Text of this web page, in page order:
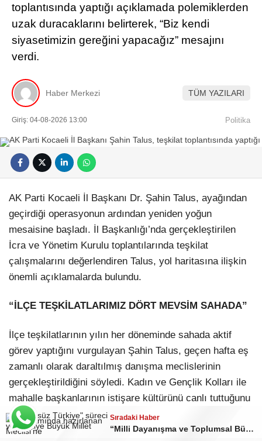
Sıradaki Haber
MHP Kocaeli İl Kongresi’nin tarihi belli oldu!
Sıradaki Haber
MHP Körfez’de görev dağılımı belli oldu!
toplantısında yaptığı açıklamada polemiklerden
uzak duracaklarını belirterek, “Biz kendi
siyasetimizin gereğini yapacağız” mesajını
verdi.
Haber Merkezi TÜM YAZILARI
Giriş: 04-08-2026 13:00 Politika
AK Parti Kocaeli İl Başkanı Dr. Şahin Talus, ayağından
geçirdiği operasyonun ardından yeniden yoğun
mesaisine başladı. İl Başkanlığı’nda gerçekleştirilen
İcra ve Yönetim Kurulu toplantılarında teşkilat
çalışmalarını değerlendiren Talus, yol haritasına ilişkin
önemli açıklamalarda bulundu.
“İLÇE TEŞKİLATLARIMIZ DÖRT MEVSİM SAHADA”
İlçe teşkilatlarının yılın her döneminde sahada aktif
görev yaptığını vurgulayan Şahin Talus, geçen hafta eş
zamanlı olarak daraltılmış danışma meclislerinin
gerçekleştirildiğini söyledi. Kadın ve Gençlik Kolları ile
mahalle başkanlarının istişare kültürünü canlı tuttuğunu
ifade eden Talus, teşkilat piknikleriyle birlik ve
beraberliğin de güçlendirildiğini belirtti.
Sıradaki Haber
“Milli Dayanışma ve Toplumsal Bütünleşmenin Güçlendirilmesi” teklifi TBMM gündeminde